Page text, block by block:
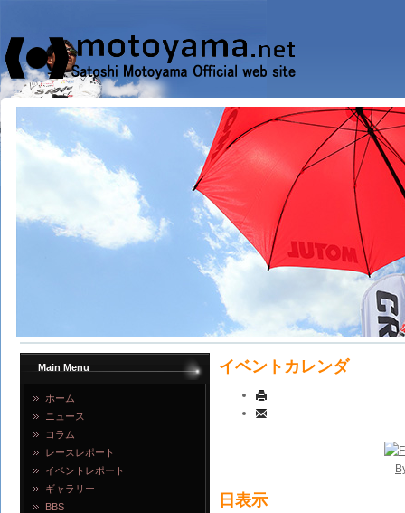
Main Menu
ホーム
ニュース
コラム
レースレポート
イベントレポート
ギャラリー
BBS
イベントカレンダ
日表示